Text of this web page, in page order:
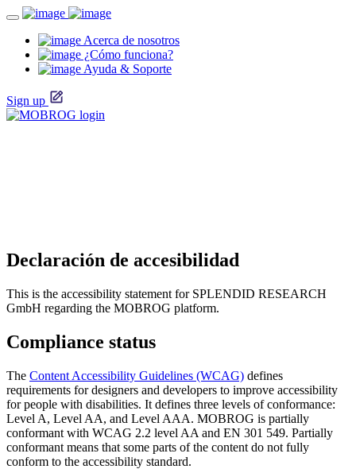
Acerca de nosotros
¿Cómo funciona?
Ayuda & Soporte
Sign up
Declaración de accesibilidad
This is the accessibility statement for SPLENDID RESEARCH
GmbH regarding the MOBROG platform.
Compliance status
The Content Accessibility Guidelines (WCAG) defines
requirements for designers and developers to improve accessibility
for people with disabilities. It defines three levels of conformance:
Level A, Level AA, and Level AAA. MOBROG is partially
conformant with WCAG 2.2 level AA and EN 301 549. Partially
conformant means that some parts of the content do not fully
conform to the accessibility standard.